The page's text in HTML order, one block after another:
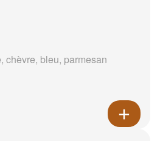
chèvre, bleu, parmesan